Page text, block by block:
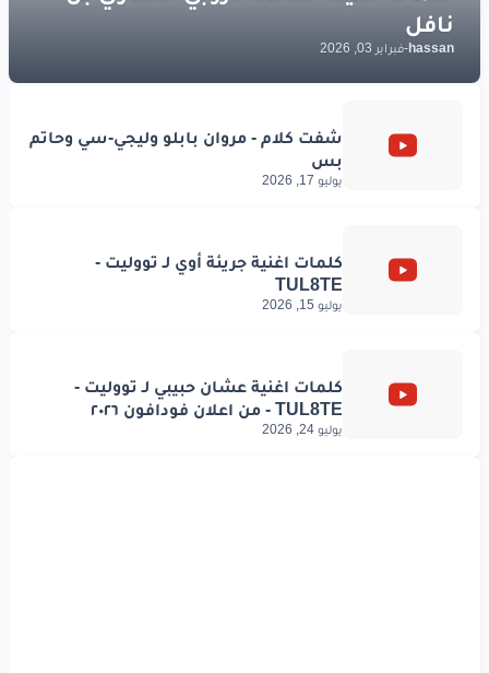
hassan
-فبراير 03, 2026
يوليو 17, 2026
يوليو 15, 2026
يوليو 24, 2026